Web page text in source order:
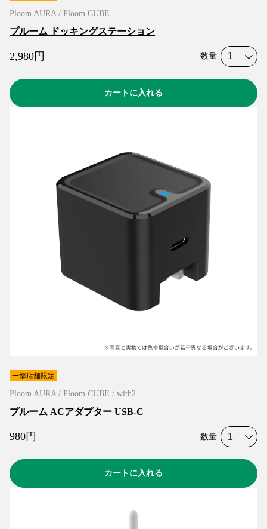
Ploom AURA / Ploom CUBE
プルーム ドッキングステーション
2,980円 数量
カートに入れる
一部店舗限定
Ploom AURA / Ploom CUBE / with2
プルーム ACアダプター USB-C
980円 数量
カートに入れる